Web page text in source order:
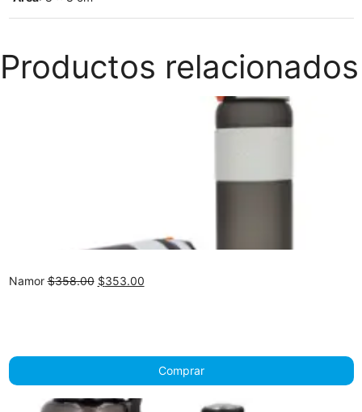
Productos relacionados
Namor$358.00 Original
$353.00Current
Comprar